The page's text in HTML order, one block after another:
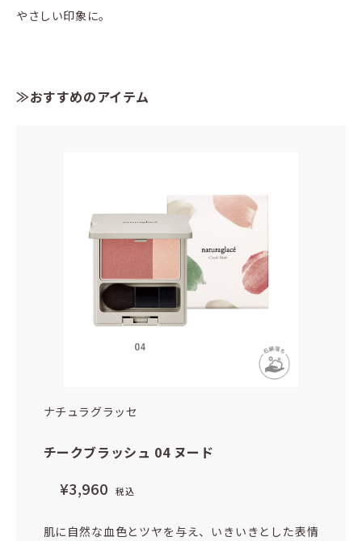
やさしい印象に。
≫おすすめのアイテム
ナチュラグラッセ
チークブラッシュ 04 ヌード
¥3,960 税込
肌に自然な血色とツヤを与え、いきいきとした表情